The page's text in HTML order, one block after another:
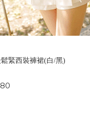
緊西裝褲裙(白/黑)